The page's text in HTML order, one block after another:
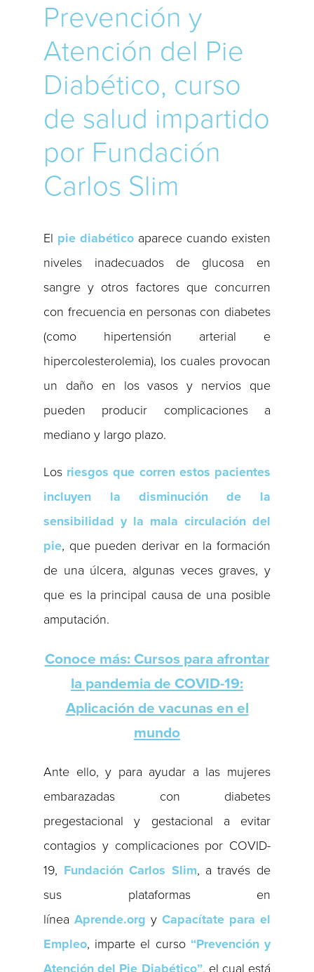
Prevención y
Atención del Pie
Diabético, curso
de salud impartido
por Fundación
Carlos Slim
El pie diabético aparece cuando existen
niveles inadecuados de glucosa en
sangre y otros factores que concurren
con frecuencia en personas con diabetes
(como hipertensión arterial e
hipercolesterolemia), los cuales provocan
un daño en los vasos y nervios que
pueden producir complicaciones a
mediano y largo plazo.
Los riesgos que corren estos pacientes
incluyen la disminución de la
sensibilidad y la mala circulación del
pie, que pueden derivar en la formación
de una úlcera, algunas veces graves, y
que es la principal causa de una posible
amputación.
Conoce más: Cursos para afrontar
la pandemia de COVID-19:
Aplicación de vacunas en el
mundo
Ante ello, y para ayudar a las mujeres
embarazadas con diabetes
pregestacional y gestacional a evitar
contagios y complicaciones por COVID-
19, Fundación Carlos Slim, a través de
sus plataformas en
líneaAprende.orgy Capacítate para el
Empleo, imparte el curso“Prevención y
Atención del Pie Diabético”, el cual está